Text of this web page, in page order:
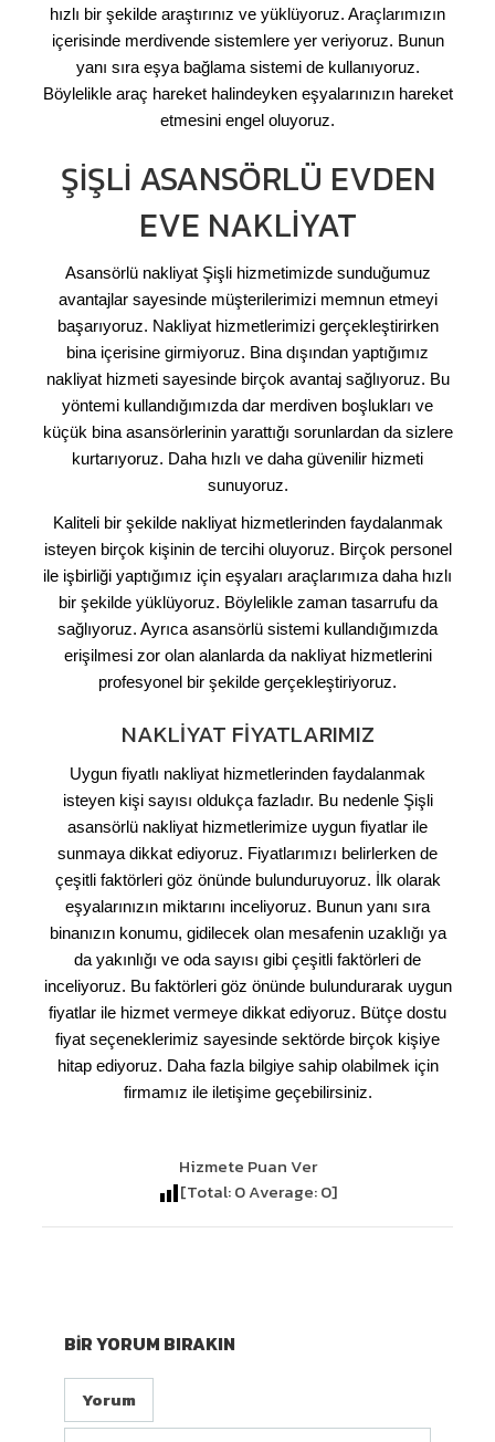
hızlı bir şekilde araştırınız ve yüklüyoruz. Araçlarımızın
içerisinde merdivende sistemlere yer veriyoruz. Bunun
yanı sıra eşya bağlama sistemi de kullanıyoruz.
Böylelikle araç hareket halindeyken eşyalarınızın hareket
etmesini engel oluyoruz.
ŞIŞLI ASANSÖRLÜ EVDEN
EVE NAKLIYAT
Asansörlü nakliyat Şişli hizmetimizde sunduğumuz
avantajlar sayesinde müşterilerimizi memnun etmeyi
başarıyoruz. Nakliyat hizmetlerimizi gerçekleştirirken
bina içerisine girmiyoruz. Bina dışından yaptığımız
nakliyat hizmeti sayesinde birçok avantaj sağlıyoruz. Bu
yöntemi kullandığımızda dar merdiven boşlukları ve
küçük bina asansörlerinin yarattığı sorunlardan da sizlere
kurtarıyoruz. Daha hızlı ve daha güvenilir hizmeti
sunuyoruz.
Kaliteli bir şekilde nakliyat hizmetlerinden faydalanmak
isteyen birçok kişinin de tercihi oluyoruz. Birçok personel
ile işbirliği yaptığımız için eşyaları araçlarımıza daha hızlı
bir şekilde yüklüyoruz. Böylelikle zaman tasarrufu da
sağlıyoruz. Ayrıca asansörlü sistemi kullandığımızda
erişilmesi zor olan alanlarda da nakliyat hizmetlerini
profesyonel bir şekilde gerçekleştiriyoruz.
NAKLIYAT FIYATLARIMIZ
Uygun fiyatlı nakliyat hizmetlerinden faydalanmak
isteyen kişi sayısı oldukça fazladır. Bu nedenle Şişli
asansörlü nakliyat hizmetlerimize uygun fiyatlar ile
sunmaya dikkat ediyoruz. Fiyatlarımızı belirlerken de
çeşitli faktörleri göz önünde bulunduruyoruz. İlk olarak
eşyalarınızın miktarını inceliyoruz. Bunun yanı sıra
binanızın konumu, gidilecek olan mesafenin uzaklığı ya
da yakınlığı ve oda sayısı gibi çeşitli faktörleri de
inceliyoruz. Bu faktörleri göz önünde bulundurarak uygun
fiyatlar ile hizmet vermeye dikkat ediyoruz. Bütçe dostu
fiyat seçeneklerimiz sayesinde sektörde birçok kişiye
hitap ediyoruz. Daha fazla bilgiye sahip olabilmek için
firmamız ile iletişime geçebilirsiniz.
Hizmete Puan Ver
[Total:0Average:0]
BIR YORUM BIRAKIN
Yorum